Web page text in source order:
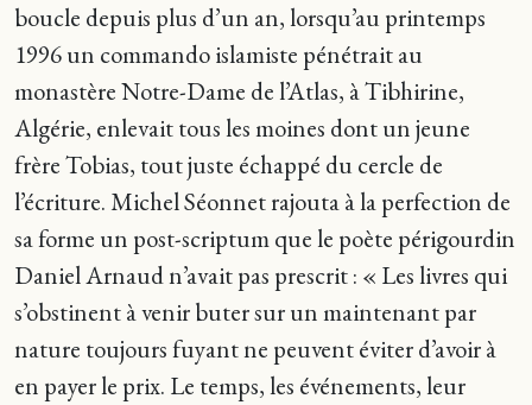
boucle depuis plus d’un an, lorsqu’au printemps
1996 un commando islamiste pénétrait au
monastère Notre-Dame de l’Atlas, à Tibhirine,
Algérie, enlevait tous les moines dont un jeune
frère Tobias, tout juste échappé du cercle de
l’écriture. Michel Séonnet rajouta à la perfection de
sa forme un post-scriptum que le poète périgourdin
Daniel Arnaud n’avait pas prescrit : « Les livres qui
s’obstinent à venir buter sur un maintenant par
nature toujours fuyant ne peuvent éviter d’avoir à
en payer le prix. Le temps, les événements, leur